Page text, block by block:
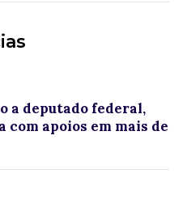
a deputado federal,
com apoios em mais de